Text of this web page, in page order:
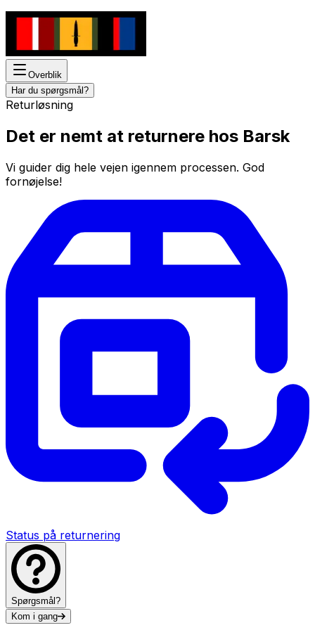
Overblik
Har du spørgsmål?
Returløsning
Det er nemt at returnere hos Barsk
Vi guider dig hele vejen igennem processen. God
fornøjelse!
Status på returnering
Spørgsmål?
Kom i gang